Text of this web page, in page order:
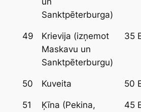
Sanktpēterburga)
49
Krievija (izņemot
Maskavu un
Sanktpēterburgu)
35
50 Kuveita 50
51
Ķīna (Pekina,
45